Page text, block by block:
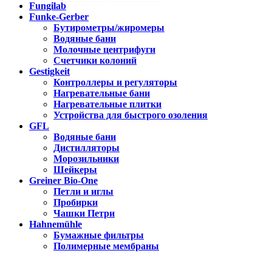
Fungilab
Funke-Gerber
Бутирометры/жиромеры
Водяные бани
Молочные центрифуги
Счетчики колоний
Gestigkeit
Контроллеры и регуляторы
Нагревательные бани
Нагревательные плитки
Устройства для быстрого озоления
GFL
Водяные бани
Дистилляторы
Морозильники
Шейкеры
Greiner Bio-One
Петли и иглы
Пробирки
Чашки Петри
Hahnemühle
Бумажные фильтры
Полимерные мембраны